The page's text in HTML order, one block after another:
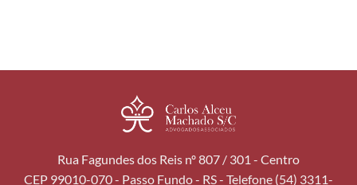
Rua Fagundes dos Reis nº 807 / 301 - Centro
CEP 99010-070 - Passo Fundo - RS - Telefone (54) 3311-